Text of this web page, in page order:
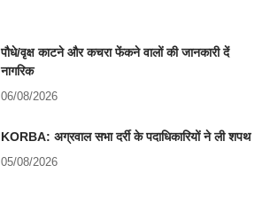
पौधे/वृक्ष काटने और कचरा फेंकने वालों की जानकारी दें
नागरिक
06/08/2026
KORBA: अग्रवाल सभा दर्री के पदाधिकारियों ने ली शपथ
05/08/2026